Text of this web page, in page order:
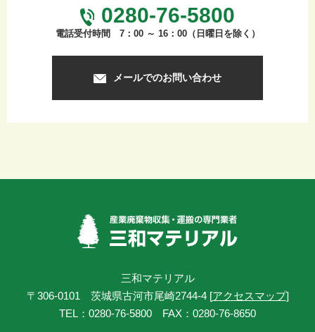
いただきます。
年末年始休業期間：2024年12月28日（土）～2025年1月5日
夏季休業のお知らせ
ゴールデンウィーク休業のお知らせ
業とさせていただきます。
令和6年5月1日～令和6年5月6日
ご迷惑をおかけいたしますが、ご理解のほどよろしくお願いい
0280-76-5800
電話受付時間 7：00 ～ 16：00（日曜日を除く）
メールでのお問い合わせ
三和マテリアル
〒306-0101 茨城県古河市尾崎2744-4 [アクセスマップ]
TEL：0280-76-5800 FAX：0280-76-8650